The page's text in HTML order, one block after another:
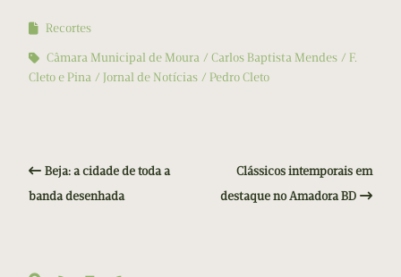
Recortes
Câmara Municipal de Moura
Carlos Baptista Mendes
F.
Cleto e Pina
Jornal de Notícias Pedro Cleto
Beja: a cidade de toda a
banda desenhada
Clássicos intemporais em
destaque no Amadora BD